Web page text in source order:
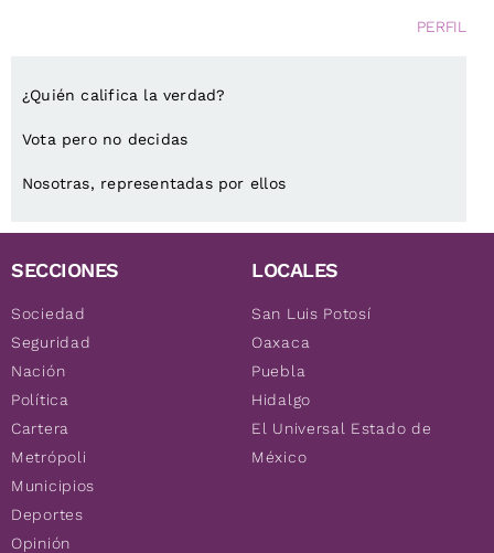
PERFIL
¿Quién califica la verdad?
Vota pero no decidas
Nosotras, representadas por ellos
SECCIONES
Sociedad
Seguridad
Nación
Política
Cartera
Metrópoli
Municipios
Deportes
Opinión
LOCALES
San Luis Potosí
Oaxaca
Puebla
Hidalgo
El Universal Estado de
México